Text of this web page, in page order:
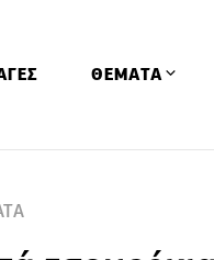
ΘΕΜΑΤΑ